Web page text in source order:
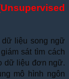
dữ liệu song ngữ
sát tìm cách
dữ liệu đơn ngữ.
mô hình ngôn